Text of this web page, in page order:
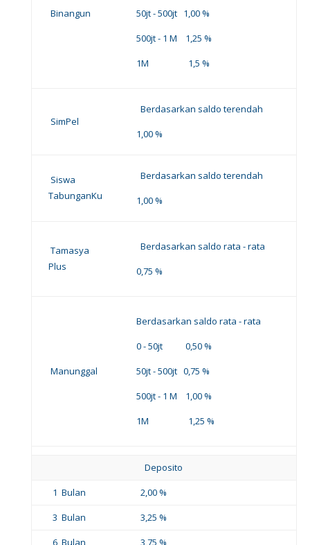
Binangun
50jt - 500jt 1,00 %
500jt - 1 M 1,25 %
1M 1,5 %
SimPel
Berdasarkan saldo terendah
1,00 %
Siswa
TabunganKu
Berdasarkan saldo terendah
1,00 %
Tamasya
Plus
Berdasarkan saldo rata - rata
0,75 %
Manunggal
Berdasarkan saldo rata - rata
0 - 50jt 0,50 %
50jt - 500jt 0,75 %
500jt - 1 M 1,00 %
1M 1,25 %
Deposito
1 Bulan
2,00 %
3 Bulan
3,25 %
6 Bulan
3,75 %